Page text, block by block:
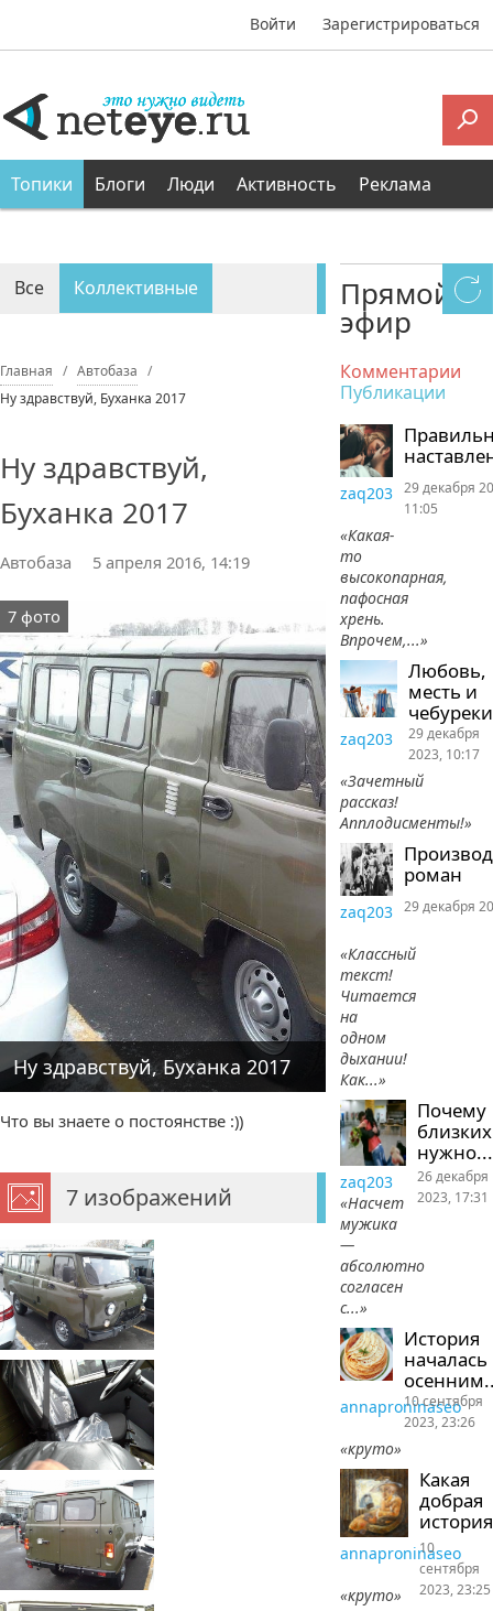
Войти Зарегистрироваться
Топики Блоги Люди Активность Реклама
Все Коллективные
Главная
Автобаза
Ну здравствуй, Буханка 2017
Ну здравствуй,
Буханка 2017
Автобаза 5 апреля 2016, 14:19
7 фото
Ну здравствуй, Буханка 2017
Что вы знаете о постоянстве :))
7 изображений
Прямой
эфир
Комментарии
Публикации
zaq203
«Какая-
то
высокопарная,
пафосная
хрень.
Впрочем,...»
29 декабря
11:05
Любовь,
месть и
чебуреки
zaq203
«Зачетный
рассказ!
Апплодисменты!»
29 декабря
2023, 10:17
роман
zaq203
«Классный
текст!
Читается
на
одном
дыхании!
Как...»
29 декабря
Почему
близких
нужно...
zaq203
«Насчет
мужика
—
абсолютно
согласен
с...»
26 декабря
2023, 17:31
История
началась
annaproninaseo
«круто»
10 сентября
2023, 23:26
Какая
добрая
история
annaproninaseo
«круто»
10
сентября
2023, 23:25